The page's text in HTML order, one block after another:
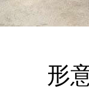
形意